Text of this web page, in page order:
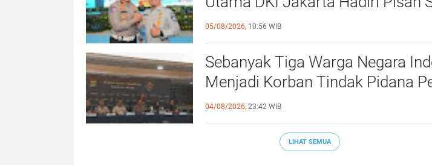
Direktur Lalu Lintas Polda Metro
05/08/2026, 10:56 WIB
Sebanyak Tiga Warga Negara
Menjadi Korban Tindak Pidana
Orang (TPPO) di Libya Berhasil
Indonesia. Mereka
04/08/2026, 23:42 WIB
LIHAT SEMUA